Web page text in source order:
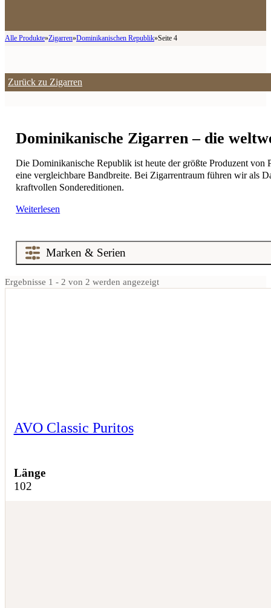
Alle Produkte»Zigarren»Dominikanischen Republik»Seite 4
Zurück zu Zigarren
Dominikanische Zigarren – die
Die Dominikanische Republik ist heute der größte Produzent
eine vergleichbare Bandbreite. Bei Zigarrentraum führen wir als
kraftvollen Sondereditionen.
Weiterlesen
Ergebnisse 1 - 2 von 2 werden angezeigt
AVO Classic Puritos
Länge
102